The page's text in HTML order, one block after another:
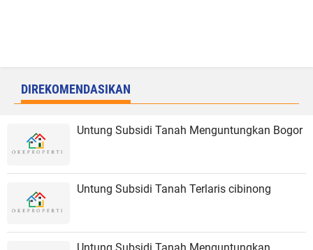
DIREKOMENDASIKAN
Untung Subsidi Tanah Menguntungkan Bogor
Untung Subsidi Tanah Terlaris cibinong